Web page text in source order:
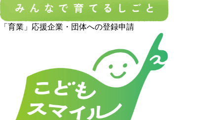
「育業」応援企業・団体への登録申請